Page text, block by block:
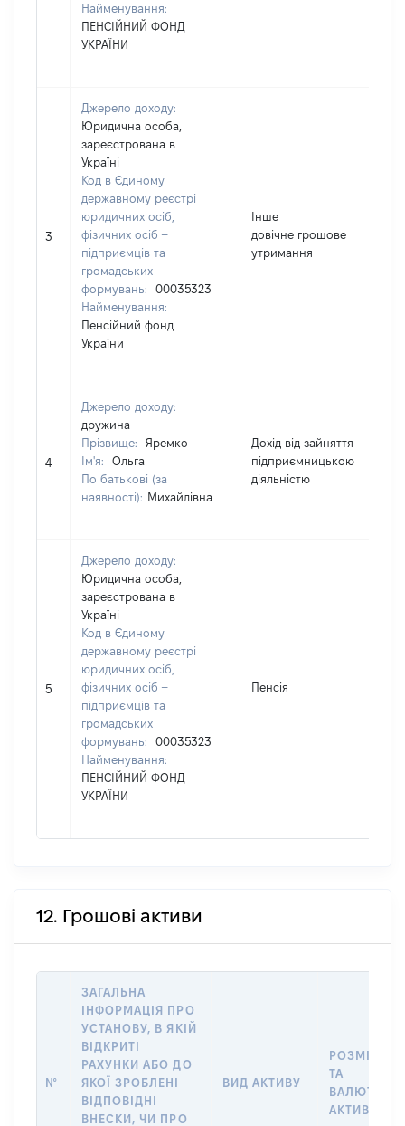
Найменування:
ПЕНСІЙНИЙ ФОНД
УКРАЇНИ
3
Джерело доходу:
Юридична особа,
зареєстрована в
Україні
Код в Єдиному
державному реєстрі
юридичних осіб,
фізичних осіб –
підприємців та
громадських
формувань:
00035323
Найменування:
Пенсійний фонд
України
Інше
довічне грошове
утримання
4
Джерело доходу:
дружина
Прізвище:
Яремко
Ім'я:
Ольга
По батькові (за
наявності): Михайлівна
Дохід від зайняття
підприємницькою
діяльністю
5
Джерело доходу:
Юридична особа,
зареєстрована в
Україні
Код в Єдиному
державному реєстрі
юридичних осіб,
фізичних осіб –
підприємців та
громадських
формувань:
00035323
Найменування:
ПЕНСІЙНИЙ ФОНД
УКРАЇНИ
Пенсія
12. Грошові активи
№
ЗАГАЛЬНА
ІНФОРМАЦІЯ ПРО
УСТАНОВУ, В ЯКІЙ
ВІДКРИТІ
РАХУНКИ АБО ДО
ЯКОЇ ЗРОБЛЕНІ
ВІДПОВІДНІ
ВНЕСКИ, ЧИ ПРО
ВИД АКТИВУ
РОЗМІР
ТА
ВАЛЮТА
АКТИВУ